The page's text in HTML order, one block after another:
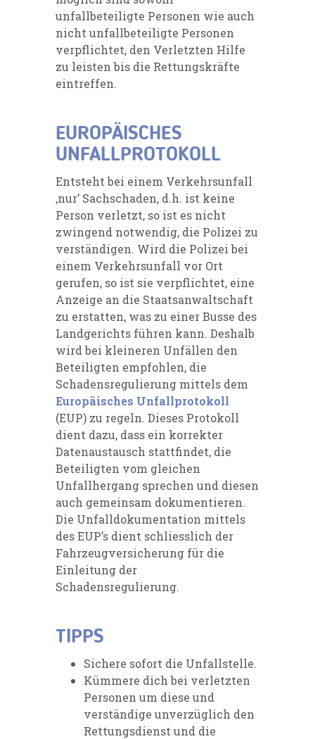
unfallbeteiligte Personen wie auch
nicht unfallbeteiligte Personen
verpflichtet, den Verletzten Hilfe
zu leisten bis die Rettungskräfte
eintreffen.
EUROPÄISCHES
UNFALLPROTOKOLL
Entsteht bei einem Verkehrsunfall
‚nur’ Sachschaden, d.h. ist keine
Person verletzt, so ist es nicht
zwingend notwendig, die Polizei zu
verständigen. Wird die Polizei bei
einem Verkehrsunfall vor Ort
gerufen, so ist sie verpflichtet, eine
Anzeige an die Staatsanwaltschaft
zu erstatten, was zu einer Busse des
Landgerichts führen kann. Deshalb
wird bei kleineren Unfällen den
Beteiligten empfohlen, die
Schadensregulierung mittels dem
Europäisches Unfallprotokoll
(EUP) zu regeln. Dieses Protokoll
dient dazu, dass ein korrekter
Datenaustausch stattfindet, die
Beteiligten vom gleichen
Unfallhergang sprechen und diesen
auch gemeinsam dokumentieren.
Die Unfalldokumentation mittels
des EUP’s dient schliesslich der
Fahrzeugversicherung für die
Einleitung der
Schadensregulierung.
TIPPS
Sichere sofort die Unfallstelle.
Kümmere dich bei verletzten
Personen um diese und
verständige unverzüglich den
Rettungsdienst und die